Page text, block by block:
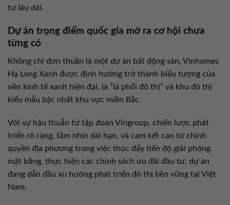
tư lâu dài.
Dự án trọng điểm quốc gia mở ra cơ hội chưa
từng có
Không chỉ đơn thuần là một dự án bất động sản, Vinhomes
Hạ Long Xanh được định hướng trở thành biểu tượng của
nền kinh tế xanh hiện đại, là “lá phổi đô thị” và khu đô thị
kiểu mẫu bậc nhất khu vực miền Bắc.
Với sự hậu thuẫn từ tập đoàn Vingroup, chiến lược phát
triển rõ ràng, tầm nhìn dài hạn, và cam kết cao từ chính
quyền địa phương trong việc thúc đẩy tiến độ giải phóng
mặt bằng, thực hiện các chính sách ưu đãi đầu tư, dự án
đang dẫn đầu xu hướng phát triển đô thị bền vững tại Việt
Nam.